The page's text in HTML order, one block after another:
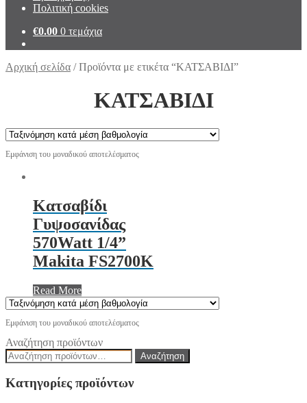
Πολιτική cookies
€0.00 0 τεμάχια
Αρχική σελίδα /Προϊόντα με ετικέτα “ΚΑΤΣΑΒΙΔΙ”
ΚΑΤΣΑΒΙΔΙ
Εμφάνιση του μοναδικού αποτελέσματος
Κατσαβίδι
Γυψοσανίδας
570Watt 1/4”
Makita FS2700K
Read More
Εμφάνιση του μοναδικού αποτελέσματος
Αναζήτηση προϊόντων
Αναζήτηση
για:
Αναζήτηση
Κατηγορίες προϊόντων